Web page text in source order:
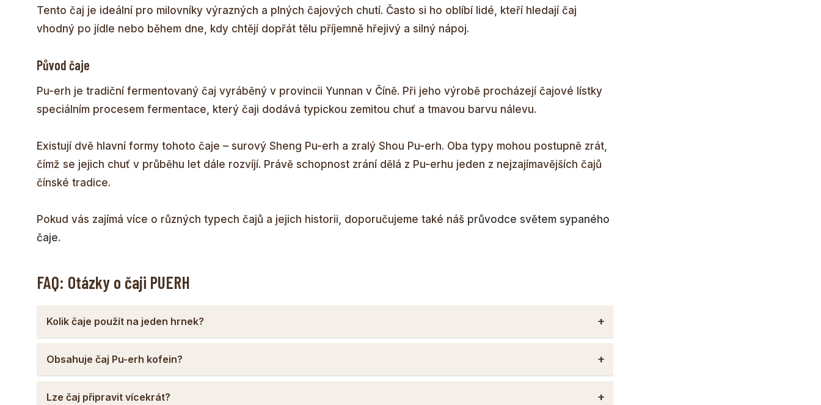
Tento čaj je ideální pro milovníky výrazných a plných čajových chutí. Často si ho oblíbí lidé, kteří hledají čaj
vhodný po jídle nebo během dne, kdy chtějí dopřát tělu příjemně hřejivý a silný nápoj.
Původ čaje
Pu-erh je tradiční fermentovaný čaj vyráběný v provincii Yunnan v Číně. Při jeho výrobě procházejí čajové lístky
speciálním procesem fermentace, který čaji dodává typickou zemitou chuť a tmavou barvu nálevu.
Existují dvě hlavní formy tohoto čaje – surový Sheng Pu-erh a zralý Shou Pu-erh. Oba typy mohou postupně zrát,
čímž se jejich chuť v průběhu let dále rozvíjí. Právě schopnost zrání dělá z Pu-erhu jeden z nejzajímavějších čajů
čínské tradice.
Pokud vás zajímá více o různých typech čajů a jejich historii, doporučujeme také náš průvodce světem sypaného
čaje.
FAQ: Otázky o čaji PUERH
Kolik čaje použít na jeden hrnek?
Obsahuje čaj Pu-erh kofein?
Lze čaj připravit vícekrát?